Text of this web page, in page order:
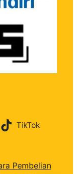
TikTok
Pembelian